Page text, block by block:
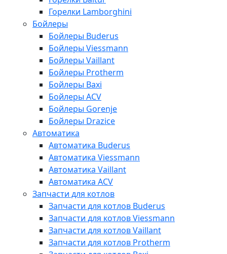
Горелки Lamborghini
Бойлеры
Бойлеры Buderus
Бойлеры Viessmann
Бойлеры Vaillant
Бойлеры Protherm
Бойлеры Baxi
Бойлеры ACV
Бойлеры Gorenje
Бойлеры Drazice
Автоматика
Автоматика Buderus
Автоматика Viessmann
Автоматика Vaillant
Автоматика ACV
Запчасти для котлов
Запчасти для котлов Buderus
Запчасти для котлов Viessmann
Запчасти для котлов Vaillant
Запчасти для котлов Protherm